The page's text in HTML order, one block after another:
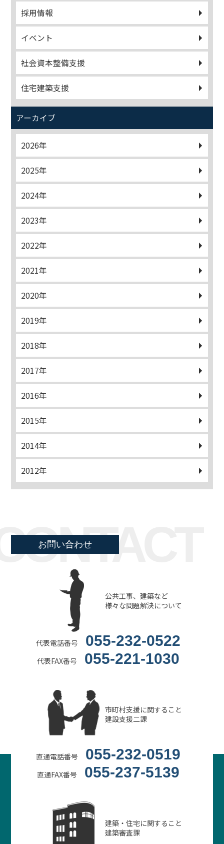
採用情報
イベント
社会資本整備支援
住宅建築支援
アーカイブ
2026年
2025年
2024年
2023年
2022年
2021年
2020年
2019年
2018年
2017年
2016年
2015年
2014年
2012年
お問い合わせ
公共工事、建築など
様々な問題解決について
代表電話番号 055-232-0522
代表FAX番号 055-221-1030
市町村支援に関すること
建設支援二課
直通電話番号 055-232-0519
直通FAX番号 055-237-5139
建築・住宅に関すること
建築審査課